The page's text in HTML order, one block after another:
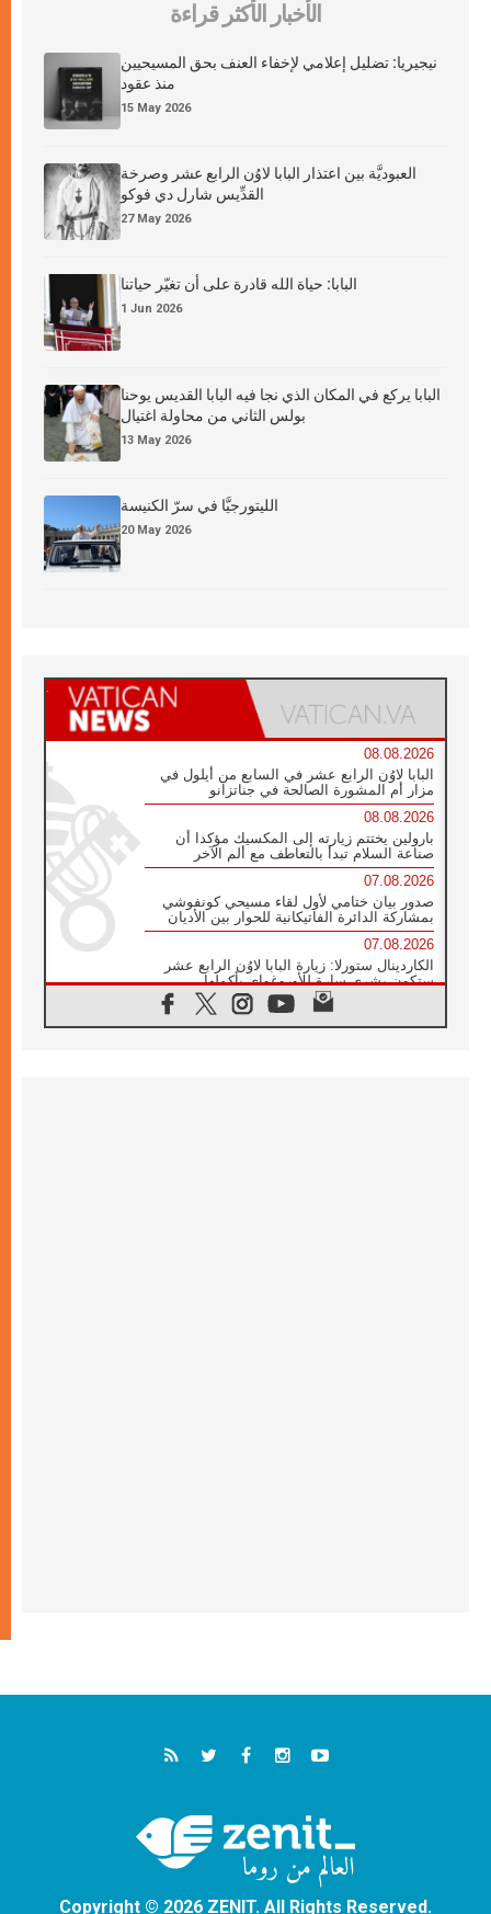
الأخبار الأكثر قراءة
نيجيريا: تضليل إعلامي لإخفاء العنف بحق المسيحيين
منذ عقود
15 May 2026
العبوديَّة بين اعتذار البابا لاوُن الرابع عشر وصرخة
القدِّيس شارل دي فوكو
27 May 2026
البابا: حياة الله قادرة على أن تغيّر حياتنا
1 Jun 2026
البابا يركع في المكان الذي نجا فيه البابا القديس يوحنا
بولس الثاني من محاولة اغتيال
13 May 2026
الليتورجيَّا في سرّ الكنيسة
20 May 2026
08.08.2026
البابا لاوُن الرابع عشر في السابع من أيلول في
مزار أم المشورة الصالحة في جناتزانو
08.08.2026
بارولين يختتم زيارته إلى المكسيك مؤكدا أن
صناعة السلام تبدأ بالتعاطف مع ألم الآخر
07.08.2026
صدور بيان ختامي لأول لقاء مسيحي كونفوشي
بمشاركة الدائرة الفاتيكانية للحوار بين الأديان
07.08.2026
الكاردينال ستورلا: زيارة البابا لاوُن الرابع عشر
ستكون بشرى سارة للأوروغواي بأكملها
الفاتيكان يعلن برنامج الزيارة الرسولية للبابا لاوُن
Copyright © 2026 ZENIT. All Rights Reserved.